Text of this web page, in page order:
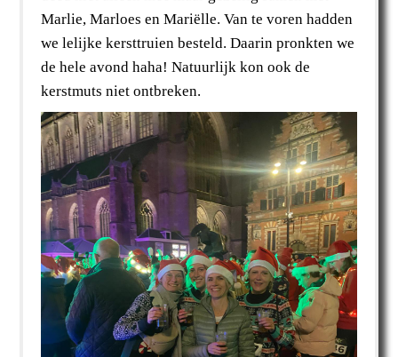
Marlie, Marloes en Mariëlle. Van te voren hadden
we lelijke kersttruien besteld. Daarin pronkten we
de hele avond haha! Natuurlijk kon ook de
kerstmuts niet ontbreken.